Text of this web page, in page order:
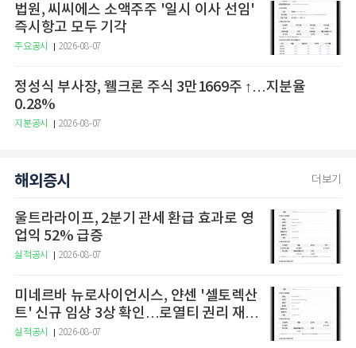
법원, 씨씨에스 소액주주 '일시 이사 선임'
즉시항고 모두 기각
주요공시 2026-08-07
정성식 부사장, 웰크론 주식 3만1669주 ↑…지분율
0.28%
지분공시 2026-08-07
해외증시 더보기
울트라라이프, 2분기 관세 환급 효과로 영
업익 52% 급증
실적공시 2026-08-07
미네르바 뉴로사이언시스, 얀센 '셀토렉산
트' 신규 임상 3상 확인…로열티 권리 재평
가 주목
실적공시 2026-08-07